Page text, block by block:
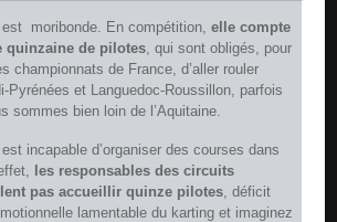
est moribonde. En compétition, elle compte
quinzaine de pilotes , qui sont obligés, pour
championnats de France, d’aller rouler
Pyrénées et Languedoc-Roussillon, parfois
sommes bien loin de l’Aquitaine.
incapable d’organiser des courses dans
les responsables des circuits
pas accueillir quinze pilotes , déficit
lamentable du karting et imaginez